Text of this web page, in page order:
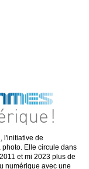
, l'initiative de
Elle circule dans
et mi 2023 plus de
numérique avec une